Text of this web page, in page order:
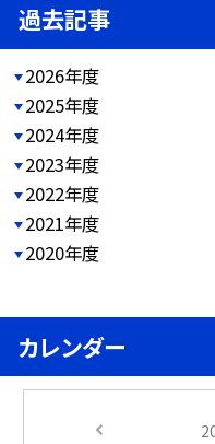
過去記事
2026年度
2025年度
2024年度
2023年度
2022年度
2021年度
2020年度
カレンダー